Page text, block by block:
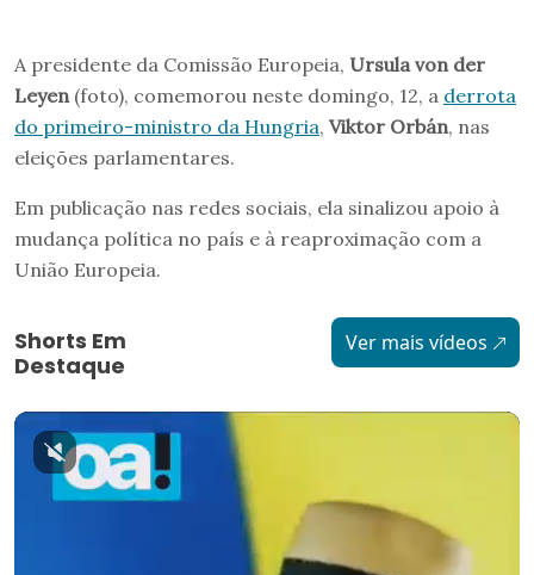
A presidente da Comissão Europeia, Ursula von der
Leyen(foto), comemorou neste domingo, 12, a derrota
do primeiro-ministro da Hungria, Viktor Orbán, nas
eleições parlamentares.
Em publicação nas redes sociais, ela sinalizou apoio à
mudança política no país e à reaproximação com a
União Europeia.
Shorts Em
Destaque
Ver mais vídeos